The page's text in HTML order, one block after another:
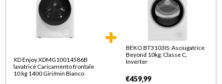
XD Enjoy XDMG10014586B
lavatrice Caricamento frontale
10 kg 1400 Giri/min Bianco
BEKO BT3103IS: Asciugatrice
Beyond 10kg, Classe C,
Inverter
€459,99